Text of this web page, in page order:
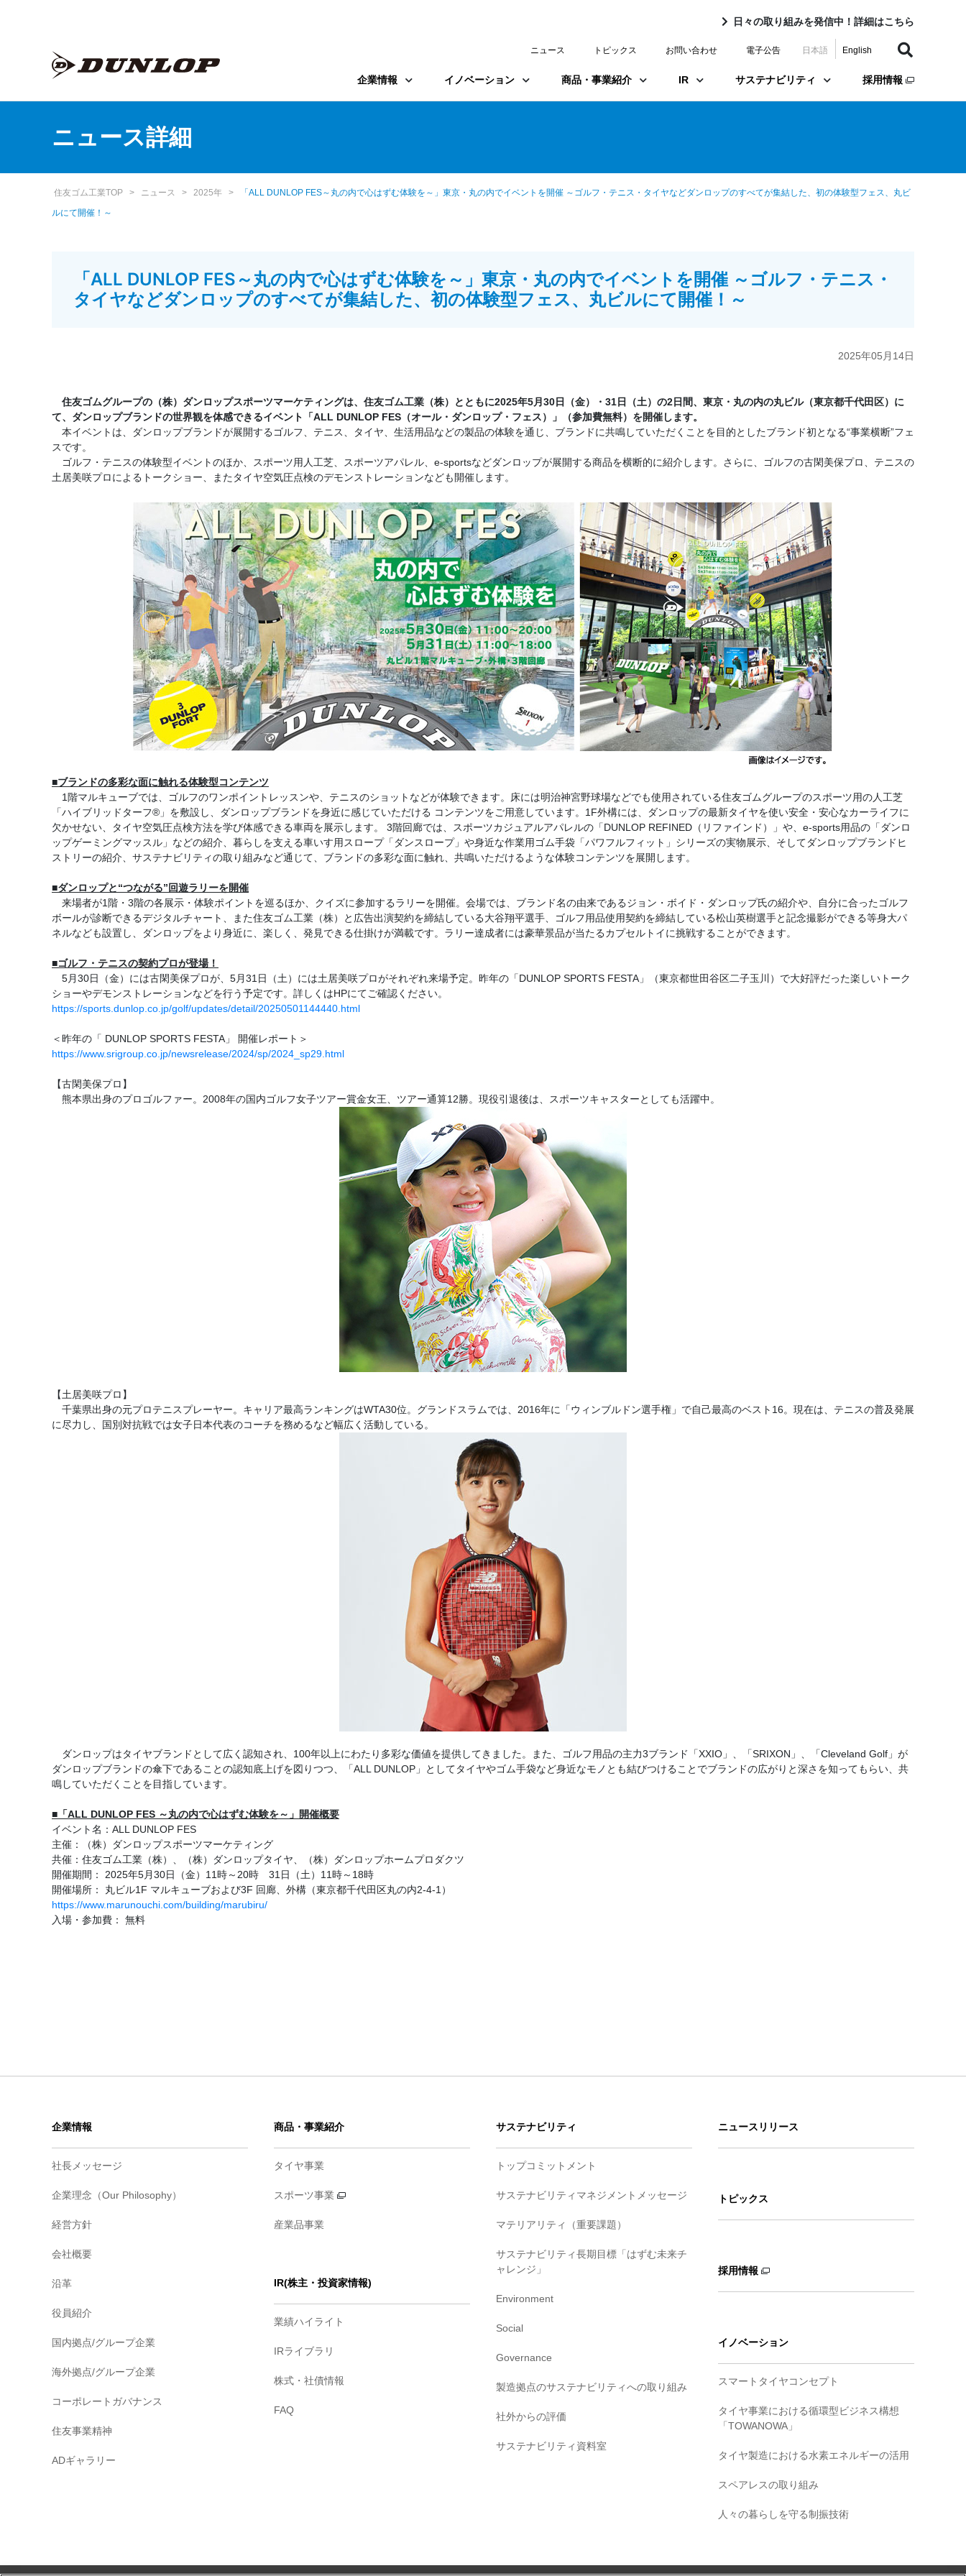
日々の取り組みを発信中！詳細はこちら
ニュース トピックス お問い合わせ 電子公告 日本語 English
企業情報 イノベーション 商品・事業紹介 IR サステナビリティ 採用情報
ニュース詳細
住友ゴム工業TOP > ニュース > 2025年 >
「ALL DUNLOP FES～丸の内で心はずむ体験を～」東京・丸の内でイベントを開催 ～ゴルフ・テニス・タイヤなどダンロップのすべてが集結した、初の体験型フェス、丸ビ
ルにて開催！～
「ALL DUNLOP FES～丸の内で心はずむ体験を～」東京・丸の内でイベントを開催 ～ゴルフ・テニス・
タイヤなどダンロップのすべてが集結した、初の体験型フェス、丸ビルにて開催！～
2025年05月14日
住友ゴムグループの（株）ダンロップスポーツマーケティングは、住友ゴム工業（株）とともに2025年5月30日（金）・31日（土）の2日間、東京・丸の内の丸ビル（東京都千代田区）に
て、ダンロップブランドの世界観を体感できるイベント「ALL DUNLOP FES（オール・ダンロップ・フェス）」（参加費無料）を開催します。
本イベントは、ダンロップブランドが展開するゴルフ、テニス、タイヤ、生活用品などの製品の体験を通じ、ブランドに共鳴していただくことを目的としたブランド初となる“事業横断”フェ
スです。
ゴルフ・テニスの体験型イベントのほか、スポーツ用人工芝、スポーツアパレル、e-sportsなどダンロップが展開する商品を横断的に紹介します。さらに、ゴルフの古閑美保プロ、テニスの
土居美咲プロによるトークショー、またタイヤ空気圧点検のデモンストレーションなども開催します。
■ブランドの多彩な面に触れる体験型コンテンツ
1階マルキューブでは、ゴルフのワンポイントレッスンや、テニスのショットなどが体験できます。床には明治神宮野球場などでも使用されている住友ゴムグループのスポーツ用の人工芝
「ハイブリッドターフ®」を敷設し、ダンロップブランドを身近に感じていただける コンテンツをご用意しています。1F外構には、ダンロップの最新タイヤを使い安全・安心なカーライフに
欠かせない、タイヤ空気圧点検方法を学び体感できる車両を展示します。 3階回廊では、スポーツカジュアルアパレルの「DUNLOP REFINED（リファインド）」や、e-sports用品の「ダンロ
ップゲーミングマッスル」などの紹介、暮らしを支える車いす用スロープ「ダンスロープ」や身近な作業用ゴム手袋「パワフルフィット」シリーズの実物展示、そしてダンロップブランドヒ
ストリーの紹介、サステナビリティの取り組みなど通じて、ブランドの多彩な面に触れ、共鳴いただけるような体験コンテンツを展開します。
■ダンロップと“つながる”回遊ラリーを開催
来場者が1階・3階の各展示・体験ポイントを巡るほか、クイズに参加するラリーを開催。会場では、ブランド名の由来であるジョン・ボイド・ダンロップ氏の紹介や、自分に合ったゴルフ
ボールが診断できるデジタルチャート、また住友ゴム工業（株）と広告出演契約を締結している大谷翔平選手、ゴルフ用品使用契約を締結している松山英樹選手と記念撮影ができる等身大パ
ネルなども設置し、ダンロップをより身近に、楽しく、発見できる仕掛けが満載です。ラリー達成者には豪華景品が当たるカプセルトイに挑戦することができます。
■ゴルフ・テニスの契約プロが登場！
5月30日（金）には古閑美保プロが、5月31日（土）には土居美咲プロがそれぞれ来場予定。昨年の「DUNLOP SPORTS FESTA」（東京都世田谷区二子玉川）で大好評だった楽しいトーク
ショーやデモンストレーションなどを行う予定です。詳しくはHPにてご確認ください。
https://sports.dunlop.co.jp/golf/updates/detail/20250501144440.html
＜昨年の「 DUNLOP SPORTS FESTA」 開催レポート＞
https://www.srigroup.co.jp/newsrelease/2024/sp/2024_sp29.html
【古閑美保プロ】
熊本県出身のプロゴルファー。2008年の国内ゴルフ女子ツアー賞金女王、ツアー通算12勝。現役引退後は、スポーツキャスターとしても活躍中。
【土居美咲プロ】
千葉県出身の元プロテニスプレーヤー。キャリア最高ランキングはWTA30位。グランドスラムでは、2016年に「ウィンブルドン選手権」で自己最高のベスト16。現在は、テニスの普及発展
に尽力し、国別対抗戦では女子日本代表のコーチを務めるなど幅広く活動している。
ダンロップはタイヤブランドとして広く認知され、100年以上にわたり多彩な価値を提供してきました。また、ゴルフ用品の主力3ブランド「XXIO」、「SRIXON」、「Cleveland Golf」が
ダンロップブランドの傘下であることの認知底上げを図りつつ、「ALL DUNLOP」としてタイヤやゴム手袋など身近なモノとも結びつけることでブランドの広がりと深さを知ってもらい、共
鳴していただくことを目指しています。
■「ALL DUNLOP FES ～丸の内で心はずむ体験を～」開催概要
イベント名：ALL DUNLOP FES
主催：（株）ダンロップスポーツマーケティング
共催：住友ゴム工業（株）、（株）ダンロップタイヤ、（株）ダンロップホームプロダクツ
開催期間： 2025年5月30日（金）11時～20時 31日（土）11時～18時
開催場所： 丸ビル1F マルキューブおよび3F 回廊、外構（東京都千代田区丸の内2-4-1）
https://www.marunouchi.com/building/marubiru/
入場・参加費： 無料
企業情報
社長メッセージ
企業理念（Our Philosophy）
経営方針
会社概要
沿革
役員紹介
国内拠点/グループ企業
海外拠点/グループ企業
コーポレートガバナンス
住友事業精神
ADギャラリー
商品・事業紹介
タイヤ事業
スポーツ事業
産業品事業
IR(株主・投資家情報)
業績ハイライト
IRライブラリ
株式・社債情報
FAQ
サステナビリティ
トップコミットメント
サステナビリティマネジメントメッセージ
マテリアリティ（重要課題）
サステナビリティ長期目標「はずむ未来チ
ャレンジ」
Environment
Social
Governance
製造拠点のサステナビリティへの取り組み
社外からの評価
サステナビリティ資料室
ニュースリリース
トピックス
採用情報
イノベーション
スマートタイヤコンセプト
タイヤ事業における循環型ビジネス構想
「TOWANOWA」
タイヤ製造における水素エネルギーの活用
スペアレスの取り組み
人々の暮らしを守る制振技術